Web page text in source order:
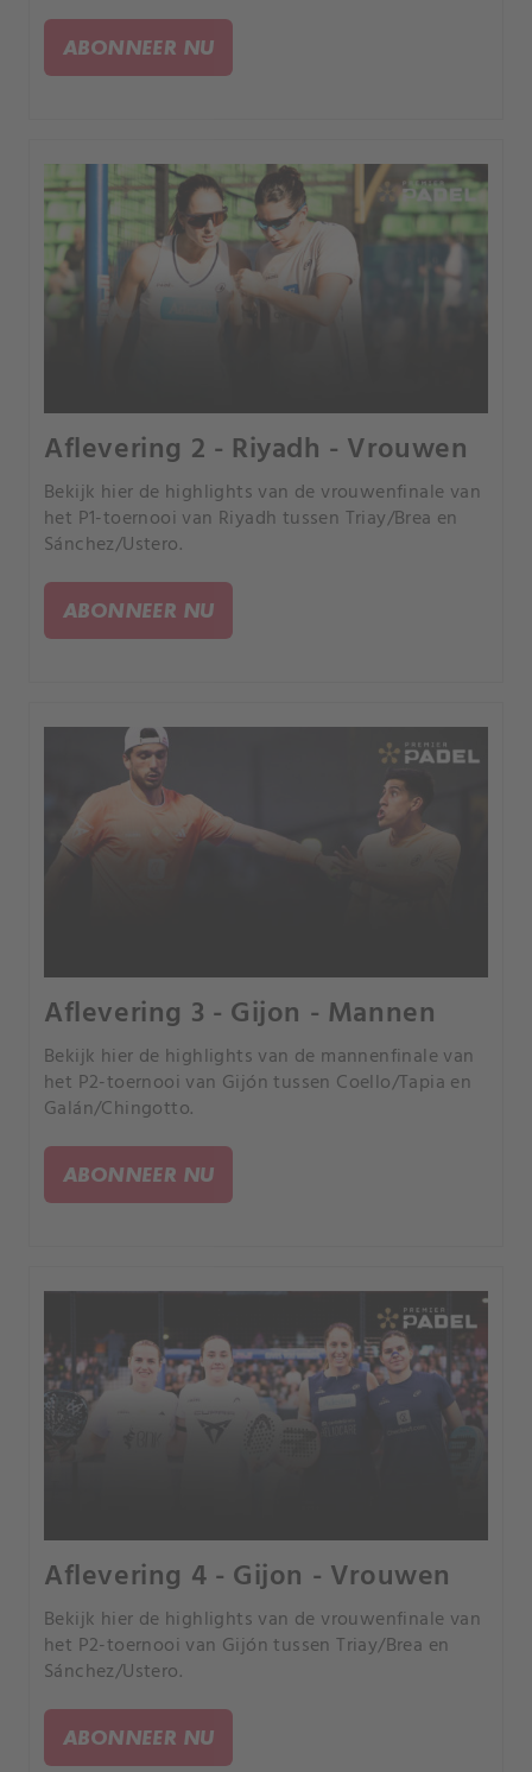
ABONNEER NU
Aflevering 2 - Riyadh - Vrouwen
Bekijk hier de highlights van de vrouwenfinale van
het P1-toernooi van Riyadh tussen Triay/Brea en
Sánchez/Ustero.
ABONNEER NU
Aflevering 3 - Gijon - Mannen
Bekijk hier de highlights van de mannenfinale van
het P2-toernooi van Gijón tussen Coello/Tapia en
Galán/Chingotto.
ABONNEER NU
Aflevering 4 - Gijon - Vrouwen
Bekijk hier de highlights van de vrouwenfinale van
het P2-toernooi van Gijón tussen Triay/Brea en
Sánchez/Ustero.
ABONNEER NU